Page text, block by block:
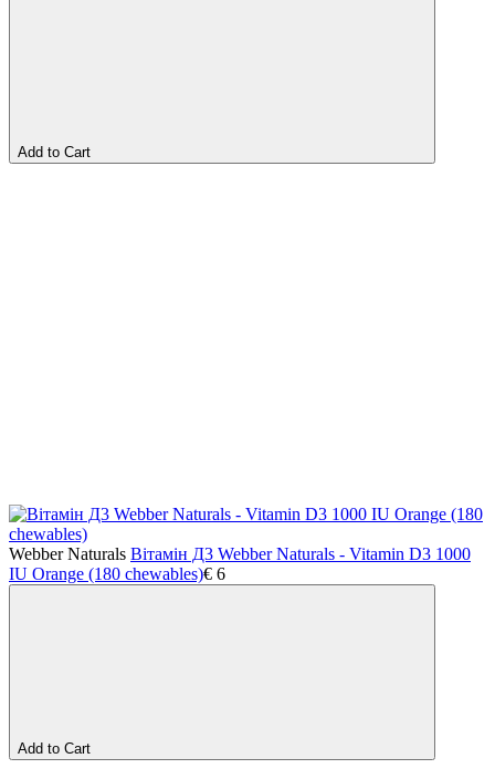
Add to Cart
Webber Naturals Вітамін Д3 Webber Naturals - Vitamin D3 1000
IU Orange (180 chewables)€ 6
Add to Cart